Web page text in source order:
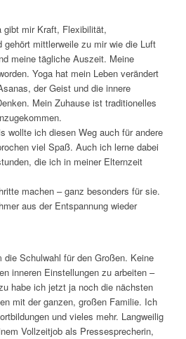
gibt mir Kraft, Flexibilität,
mittlerweile zu mir wie die Luft
meine tägliche Auszeit. Meine
Yoga hat mein Leben verändert
der Geist und die innere
Mein Zuhause ist traditionelles
wollte ich diesen Weg auch für andere
viel Spaß. Auch ich lerne dabei
die ich in meiner Elternzeit
machen – ganz besonders für sie.
aus der Entspannung wieder
Schulwahl für den Großen. Keine
inneren Einstellungen zu arbeiten –
habe ich jetzt ja noch die nächsten
mit der ganzen, großen Familie. Ich
und vieles mehr. Langweilig
Vollzeitjob als Pressesprecherin,